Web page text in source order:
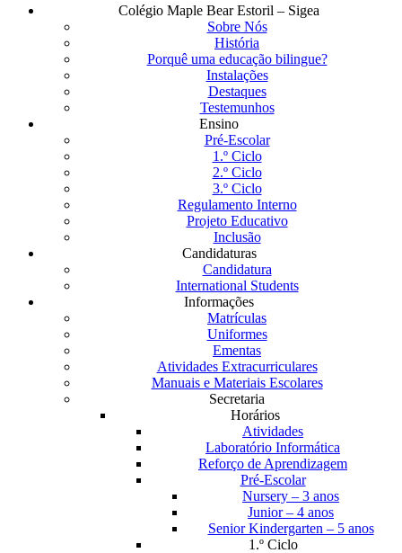
Fechar
Colégio Maple Bear Estoril – Sigea
Sobre Nós
História
Porquê uma educação bilingue?
Instalações
Destaques
Testemunhos
Ensino
Pré-Escolar
1.º Ciclo
2.º Ciclo
3.º Ciclo
Regulamento Interno
Projeto Educativo
Inclusão
Candidaturas
Candidatura
International Students
Informações
Matrículas
Uniformes
Ementas
Atividades Extracurriculares
Manuais e Materiais Escolares
Secretaria
Horários
Atividades
Laboratório Informática
Reforço de Aprendizagem
Pré-Escolar
Nursery – 3 anos
Junior – 4 anos
Senior Kindergarten – 5 anos
1.º Ciclo